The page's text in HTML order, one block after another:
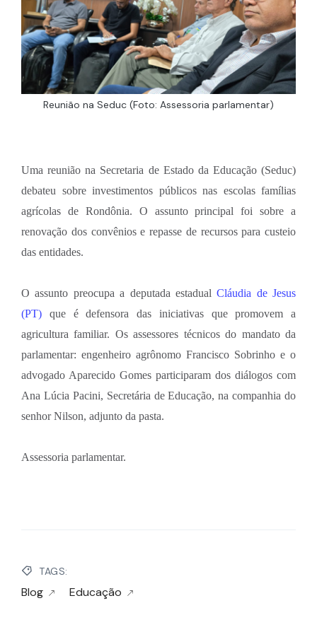
Reunião na Seduc (Foto: Assessoria parlamentar)
Uma reunião na Secretaria de Estado da Educação (Seduc)
debateu sobre investimentos públicos nas escolas famílias
agrícolas de Rondônia. O assunto principal foi sobre a
renovação dos convênios e repasse de recursos para custeio
das entidades.
O assunto preocupa a deputada estadualCláudia de Jesus
(PT) que é defensora das iniciativas que promovem a
agricultura familiar. Os assessores técnicos do mandato da
parlamentar: engenheiro agrônomo Francisco Sobrinho e o
advogado Aparecido Gomes participaram dos diálogos com
Ana Lúcia Pacini, Secretária de Educação, na companhia do
senhor Nilson, adjunto da pasta.
Assessoria parlamentar.
TAGS:
Blog Educação